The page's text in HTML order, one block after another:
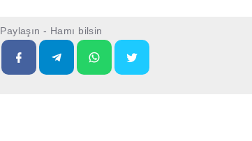
Paylaşın - Hamı bilsin